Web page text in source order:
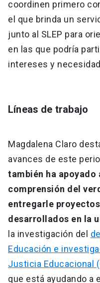
coordinen primero
el que brinda un
junto al SLEP para
en las que podría
intereses y
Líneas de trabajo
Magdalena Claro
avances de este
también ha apoyado
comprensión del
entregarle
desarrollados en la
la investigación del
Educación e
Justicia Educacional
que está ayudando a